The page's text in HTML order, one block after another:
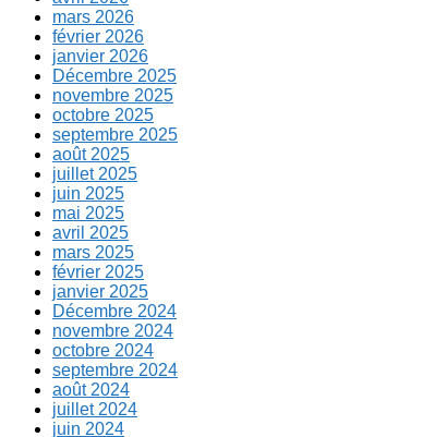
mars 2026
février 2026
janvier 2026
Décembre 2025
novembre 2025
octobre 2025
septembre 2025
août 2025
juillet 2025
juin 2025
mai 2025
avril 2025
mars 2025
février 2025
janvier 2025
Décembre 2024
novembre 2024
octobre 2024
septembre 2024
août 2024
juillet 2024
juin 2024